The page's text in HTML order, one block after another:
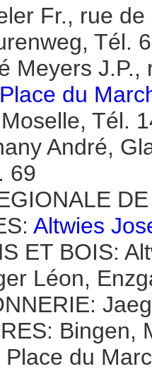
Fr., rue
Tél.
Meyers
du
Tél.
André,
69
Altwies
ET BOIS:
Léon,
Bingen,
du